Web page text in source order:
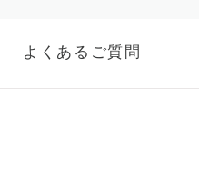
よくあるご質問